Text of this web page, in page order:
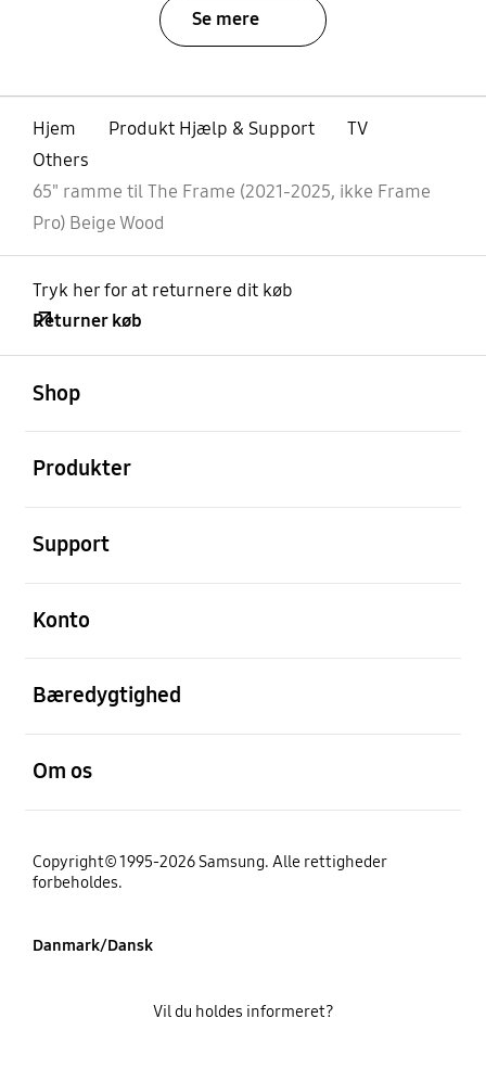
Se mere
Hjem Produkt Hjælp & Support
TV
Others
65" ramme til The Frame (2021-2025, ikke Frame
Pro) Beige Wood
Tryk her for at returnere dit køb
Returner køb
Shop
Produkter
Support
Konto
Bæredygtighed
Om os
Copyright© 1995-2026 Samsung. Alle rettigheder
forbeholdes.
Danmark/Dansk
Vil du holdes informeret?